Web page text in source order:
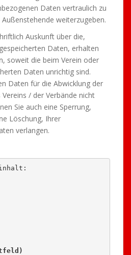
Daten vertraulich zu
weiterzugeben.
Auskunft über die,
Daten, erhalten
soweit die beim Verein oder
Daten unrichtig sind.
Daten für die Abwicklung der
/ der Verbände nicht
Sie auch eine Sperrung,
Löschung, Ihrer
verlangen.